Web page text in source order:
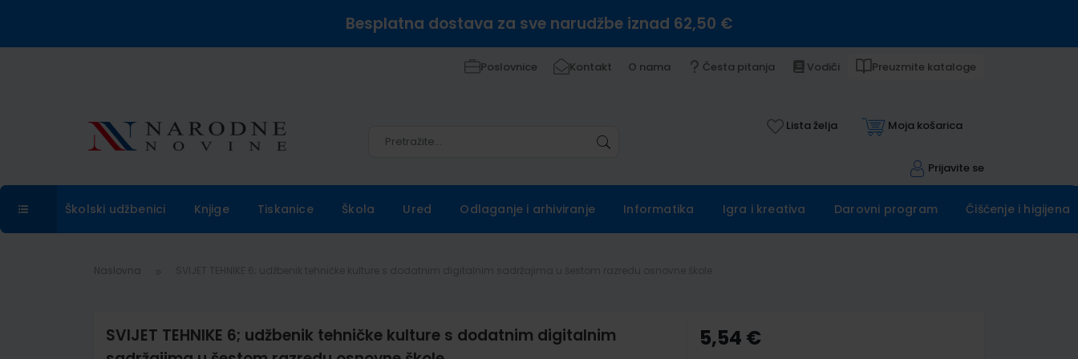
Besplatna dostava za sve narudžbe iznad 62,50 €
Poslovnice Kontakt O nama Česta pitanja Vodiči Preuzmite kataloge
Lista želja Moja košarica
Prijavite se
Školski udžbenici Knjige Tiskanice Škola Ured Odlaganje i arhiviranje Informatika Igra i kreativa Darovni program Čišćenje i higijena
Naslovna
SVIJET TEHNIKE 6; udžbenik tehničke kulture s dodatnim digitalnim
5,54 €